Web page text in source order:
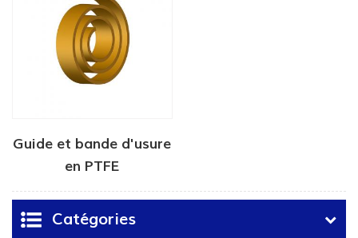
Guide et bande d'usure
en PTFE
Catégories